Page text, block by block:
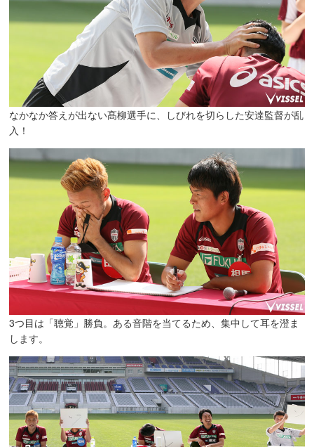
なかなか答えが出ない髙柳選手に、しびれを切らした安達監督が乱
入！
3つ目は「聴覚」勝負。ある音階を当てるため、集中して耳を澄ま
します。